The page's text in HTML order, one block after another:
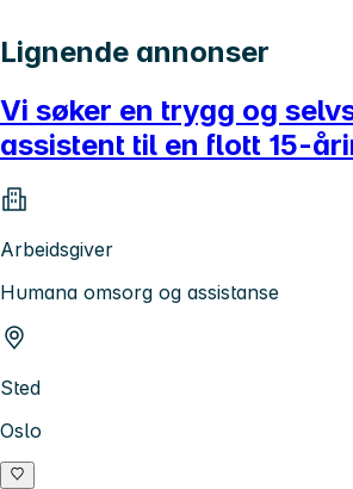
Lignende annonser
Vi søker en trygg og
assistent til en flott 15-
Arbeidsgiver
Humana omsorg og assistanse
Sted
Oslo